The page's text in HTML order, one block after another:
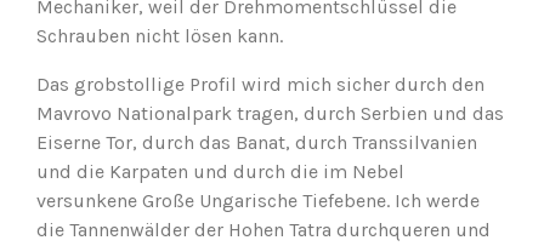
Mechaniker, weil der Drehmomentschlüssel die
Schrauben nicht lösen kann.
Das grobstollige Profil wird mich sicher durch den
Mavrovo Nationalpark tragen, durch Serbien und das
Eiserne Tor, durch das Banat, durch Transsilvanien
und die Karpaten und durch die im Nebel
versunkene Große Ungarische Tiefebene. Ich werde
die Tannenwälder der Hohen Tatra durchqueren und